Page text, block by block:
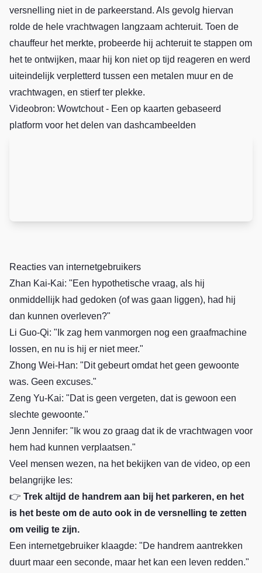
versnelling niet in de parkeerstand. Als gevolg hiervan
rolde de hele vrachtwagen langzaam achteruit. Toen de
chauffeur het merkte, probeerde hij achteruit te stappen om
het te ontwijken, maar hij kon niet op tijd reageren en werd
uiteindelijk verpletterd tussen een metalen muur en de
vrachtwagen, en stierf ter plekke.
Videobron: Wowtchout - Een op kaarten gebaseerd
platform voor het delen van dashcambeelden
Reacties van internetgebruikers
Zhan Kai-Kai: "Een hypothetische vraag, als hij
onmiddellijk had gedoken (of was gaan liggen), had hij
dan kunnen overleven?"
Li Guo-Qi: "Ik zag hem vanmorgen nog een graafmachine
lossen, en nu is hij er niet meer."
Zhong Wei-Han: "Dit gebeurt omdat het geen gewoonte
was. Geen excuses."
Zeng Yu-Kai: "Dat is geen vergeten, dat is gewoon een
slechte gewoonte."
Jenn Jennifer: "Ik wou zo graag dat ik de vrachtwagen voor
hem had kunnen verplaatsen."
Veel mensen wezen, na het bekijken van de video, op een
belangrijke les:
👉 Trek altijd de handrem aan bij het parkeren, en het
is het beste om de auto ook in de versnelling te zetten
om veilig te zijn.
Een internetgebruiker klaagde: "De handrem aantrekken
duurt maar een seconde, maar het kan een leven redden."